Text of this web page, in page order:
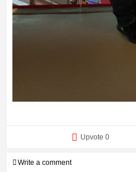
Upvote 0
Write a comment